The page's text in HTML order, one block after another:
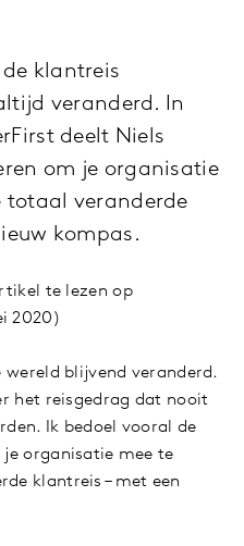
klantreis
veranderd. In
deelt Niels
om je organisatie
totaal veranderde
kompas.
te lezen op
2020)
wereld blijvend veranderd.
het reisgedrag dat nooit
Ik bedoel vooral de
organisatie mee te
klantreis – met een